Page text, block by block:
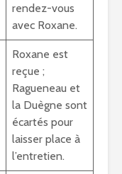
rendez-vous
avec Roxane.
Roxane est
reçue ;
Ragueneau et
la Duègne sont
écartés pour
laisser place à
l’entretien.